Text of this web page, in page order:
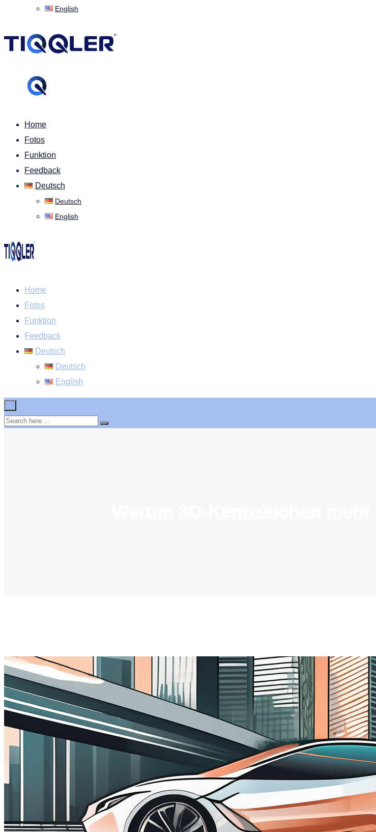
English
Home
Fotos
Funktion
Feedback
Deutsch
Deutsch
English
Home
Fotos
Funktion
Feedback
Deutsch
Deutsch
English